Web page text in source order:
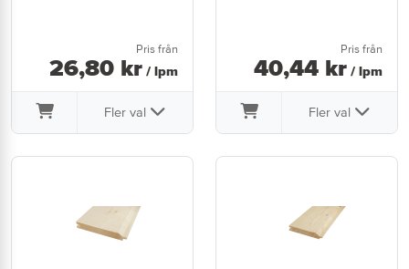
Pris från
26,80 kr / lpm
Fler val
Pris från
40,44 kr / lpm
Fler val